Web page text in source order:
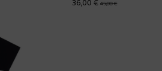
36,00 €45,00 €